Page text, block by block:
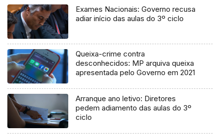
Exames Nacionais: Governo recusa
adiar início das aulas do 3º ciclo
Queixa-crime contra
desconhecidos: MP arquiva queixa
apresentada pelo Governo em 2021
Arranque ano letivo: Diretores
pedem adiamento das aulas do 3º
ciclo